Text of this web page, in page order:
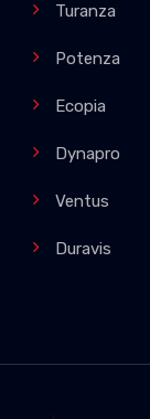
Turanza
Potenza
Ecopia
Dynapro
Ventus
Duravis